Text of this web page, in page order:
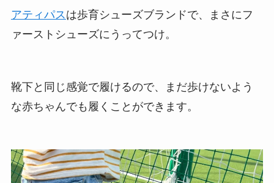
アティパスは歩育シューズブランドで、まさにフ
ァーストシューズにうってつけ。
靴下と同じ感覚で履けるので、まだ歩けないよう
な赤ちゃんでも履くことができます。